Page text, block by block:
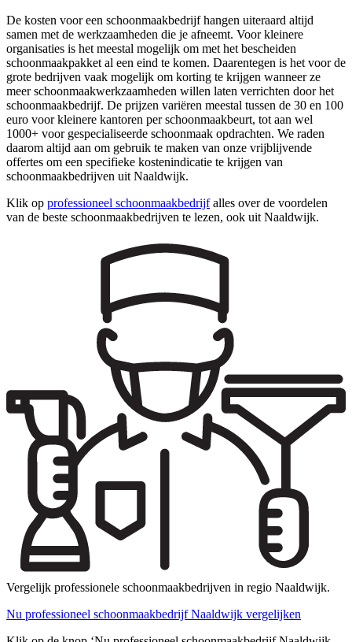
De kosten voor een schoonmaakbedrijf hangen uiteraard altijd
samen met de werkzaamheden die je afneemt. Voor kleinere
organisaties is het meestal mogelijk om met het bescheiden
schoonmaakpakket al een eind te komen. Daarentegen is het voor de
grote bedrijven vaak mogelijk om korting te krijgen wanneer ze
meer schoonmaakwerkzaamheden willen laten verrichten door het
schoonmaakbedrijf. De prijzen variëren meestal tussen de 30 en 100
euro voor kleinere kantoren per schoonmaakbeurt, tot aan wel
1000+ voor gespecialiseerde schoonmaak opdrachten. We raden
daarom altijd aan om gebruik te maken van onze vrijblijvende
offertes om een specifieke kostenindicatie te krijgen van
schoonmaakbedrijven uit Naaldwijk.
Klik op professioneel schoonmaakbedrijfalles over de voordelen
van de beste schoonmaakbedrijven te lezen, ook uit Naaldwijk.
Vergelijk professionele schoonmaakbedrijven in regio Naaldwijk.
Nu professioneel schoonmaakbedrijf Naaldwijk vergelijken